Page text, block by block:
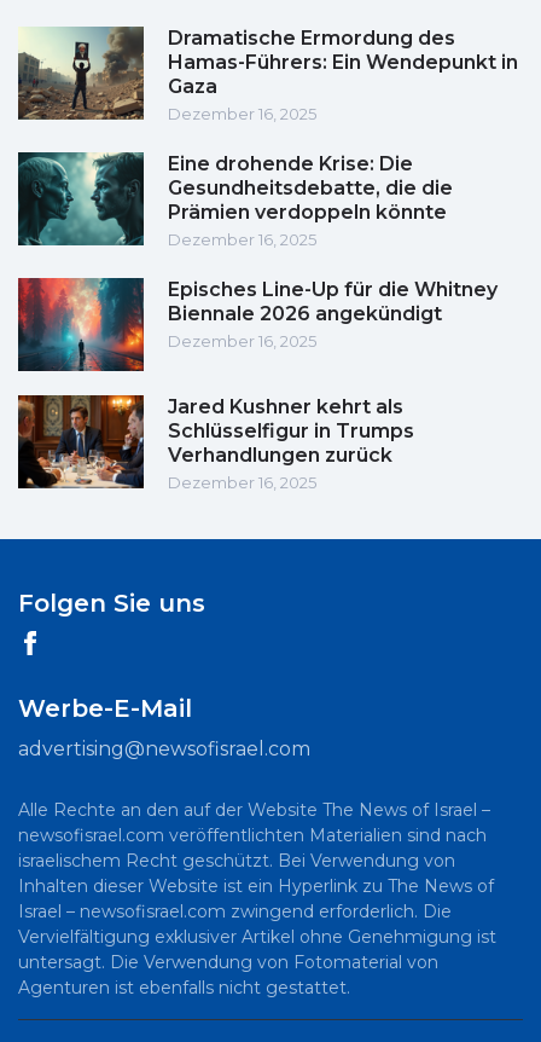
Dramatische Ermordung des
Hamas-Führers: Ein Wendepunkt in
Gaza
Dezember 16, 2025
Eine drohende Krise: Die
Gesundheitsdebatte, die die
Prämien verdoppeln könnte
Dezember 16, 2025
Episches Line-Up für die Whitney
Biennale 2026 angekündigt
Dezember 16, 2025
Jared Kushner kehrt als
Schlüsselfigur in Trumps
Verhandlungen zurück
Dezember 16, 2025
Folgen Sie uns
Werbe-E-Mail
advertising@newsofisrael.com
Alle Rechte an den auf der Website The News of Israel –
newsofisrael.com veröffentlichten Materialien sind nach
israelischem Recht geschützt. Bei Verwendung von
Inhalten dieser Website ist ein Hyperlink zu The News of
Israel – newsofisrael.com zwingend erforderlich. Die
Vervielfältigung exklusiver Artikel ohne Genehmigung ist
untersagt. Die Verwendung von Fotomaterial von
Agenturen ist ebenfalls nicht gestattet.